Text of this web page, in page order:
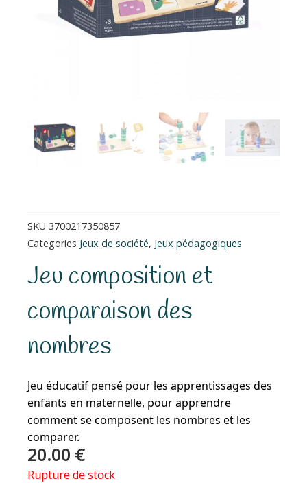
SKU 3700217350857
Categories Jeux de société, Jeux pédagogiques
Jeu composition et
comparaison des
nombres
Jeu éducatif pensé pour les apprentissages des
enfants en maternelle, pour apprendre
comment se composent les nombres et les
comparer.
20.00 €
Rupture de stock